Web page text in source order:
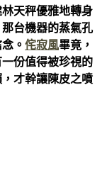
天秤優雅地轉身
台機器的蒸氣孔
。 侘寂風畢竟，
份值得被珍視的
才幹讓陳皮之噴